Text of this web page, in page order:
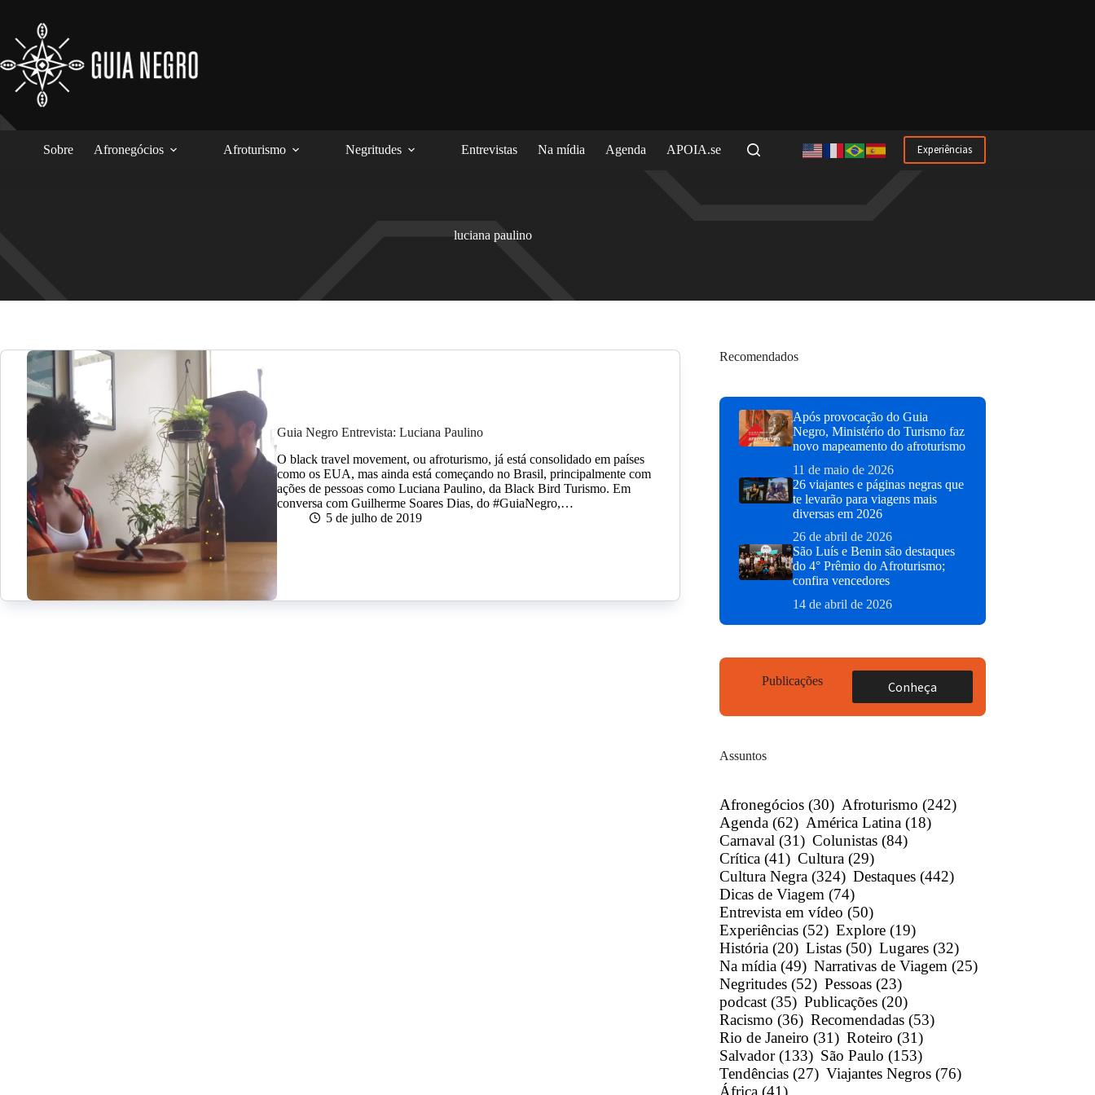
conteúdo
Sobre Afronegócios Afroturismo Negritudes Entrevistas Na mídia Agenda APOIA.se Experiências
luciana paulino
Guia Negro Entrevista: Luciana Paulino
O black travel movement, ou afroturismo, já está consolidado em países
como os EUA, mas ainda está começando no Brasil, principalmente com
ações de pessoas como Luciana Paulino, da Black Bird Turismo. Em
conversa com Guilherme Soares Dias, do #GuiaNegro,…
5 de julho de 2019
Recomendados
Após provocação do Guia
Negro, Ministério do Turismo faz
novo mapeamento do afroturismo
11 de maio de 2026
26 viajantes e páginas negras que
te levarão para viagens mais
diversas em 2026
26 de abril de 2026
São Luís e Benin são destaques
do 4° Prêmio do Afroturismo;
confira vencedores
14 de abril de 2026
Publicações Conheça
Assuntos
Afronegócios (30) Afroturismo (242)
Agenda (62) América Latina (18)
Carnaval (31) Colunistas (84)
Crítica (41) Cultura (29)
Cultura Negra (324) Destaques (442)
Dicas de Viagem (74)
Entrevista em vídeo (50)
Experiências (52) Explore (19)
História (20) Listas (50) Lugares (32)
Na mídia (49) Narrativas de Viagem (25)
Negritudes (52) Pessoas (23)
podcast (35) Publicações (20)
Racismo (36) Recomendadas (53)
Rio de Janeiro (31) Roteiro (31)
Salvador (133) São Paulo (153)
Tendências (27) Viajantes Negros (76)
África (41)